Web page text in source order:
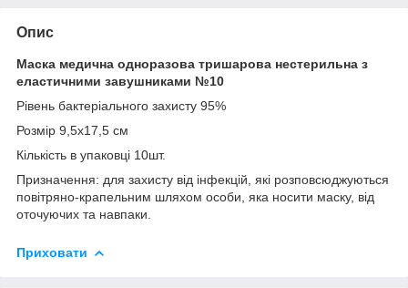
Опис
Маска медична одноразова тришарова нестерильна з
еластичними завушниками №10
Рівень бактеріального захисту 95%
Розмір 9,5х17,5 см
Кількість в упаковці 10шт.
Призначення: для захисту від інфекцій, які розповсюджуються
повітряно-крапельним шляхом особи, яка носити маску, від
оточуючих та навпаки.
Приховати